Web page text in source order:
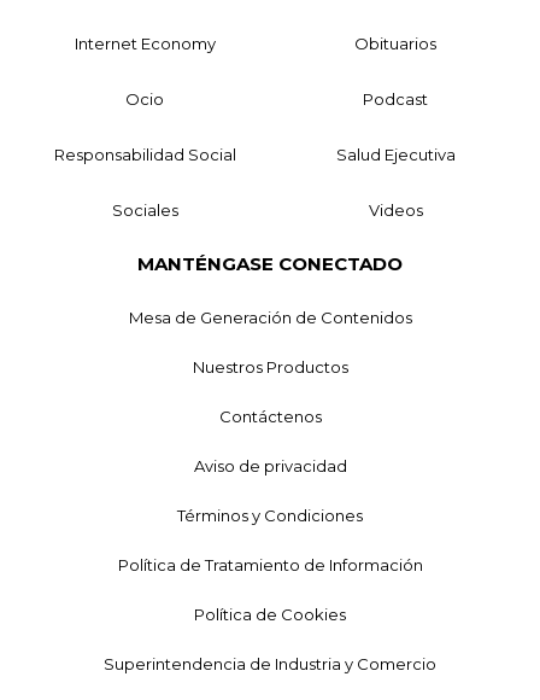
Internet Economy Obituarios
Ocio Podcast
Responsabilidad Social Salud Ejecutiva
Sociales Videos
MANTÉNGASE CONECTADO
Mesa de Generación de Contenidos
Nuestros Productos
Contáctenos
Aviso de privacidad
Términos y Condiciones
Política de Tratamiento de Información
Política de Cookies
Superintendencia de Industria y Comercio